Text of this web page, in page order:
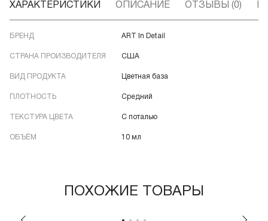
ХАРАКТЕРИСТИКИ ОПИСАНИЕ ОТЗЫВЫ (0)
БРЕНД ART In Detail
СТРАНА ПРОИЗВОДИТЕЛЯ США
ВИД ПРОДУКТА Цветная база
ПЛОТНОСТЬ Средний
ТЕКСТУРА ЦВЕТА С поталью
ОБЪЁМ 10 мл
ПОХОЖИЕ ТОВАРЫ